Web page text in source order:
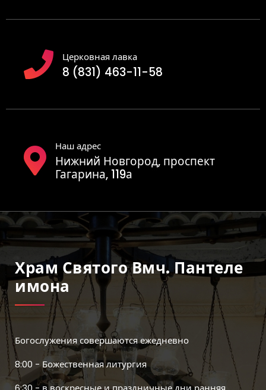
Церковная лавка
8 (831) 463-11-58
Наш адрес
Нижний Новгород, проспект
Гагарина, 119а
Храм Святого Вмч. Пантеле
Имона
Богослужения совершаются ежедневно
8:00 - Божественная литургия